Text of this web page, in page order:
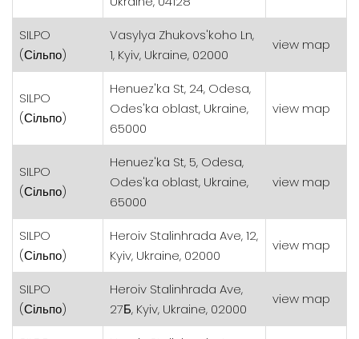
SILPO
(Сільпо)
Vasylya Zhukovs'koho Ln,
1, Kyiv, Ukraine, 02000
view map
SILPO
(Сільпо)
Henuez'ka St, 24, Odesa,
Odes'ka oblast, Ukraine,
65000
view map
SILPO
(Сільпо)
Henuez'ka St, 5, Odesa,
Odes'ka oblast, Ukraine,
65000
view map
SILPO
(Сільпо)
Heroiv Stalinhrada Ave, 12,
Kyiv, Ukraine, 02000
view map
SILPO
(Сільпо)
Heroiv Stalinhrada Ave,
27Б, Kyiv, Ukraine, 02000
view map